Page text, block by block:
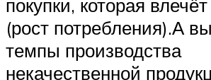
покупки, которая
(рост потребления).А
темпы производства
некачественной